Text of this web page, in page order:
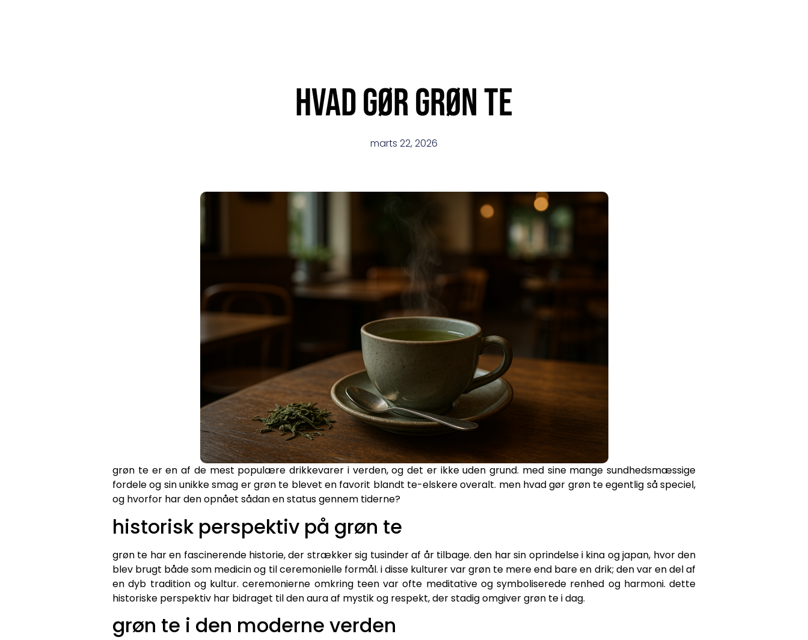
Hvad gør grøn te
marts 22, 2026
grøn te er en af de mest populære drikkevarer i verden, og det er ikke uden grund. med sine mange sundhedsmæssige
fordele og sin unikke smag er grøn te blevet en favorit blandt te-elskere overalt. men hvad gør grøn te egentlig så speciel,
og hvorfor har den opnået sådan en status gennem tiderne?
historisk perspektiv på grøn te
grøn te har en fascinerende historie, der strækker sig tusinder af år tilbage. den har sin oprindelse i kina og japan, hvor den
blev brugt både som medicin og til ceremonielle formål. i disse kulturer var grøn te mere end bare en drik; den var en del af
en dyb tradition og kultur. ceremonierne omkring teen var ofte meditative og symboliserede renhed og harmoni. dette
historiske perspektiv har bidraget til den aura af mystik og respekt, der stadig omgiver grøn te i dag.
grøn te i den moderne verden